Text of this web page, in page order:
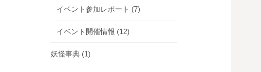
イベント参加レポート (7)
イベント開催情報 (12)
妖怪事典 (1)